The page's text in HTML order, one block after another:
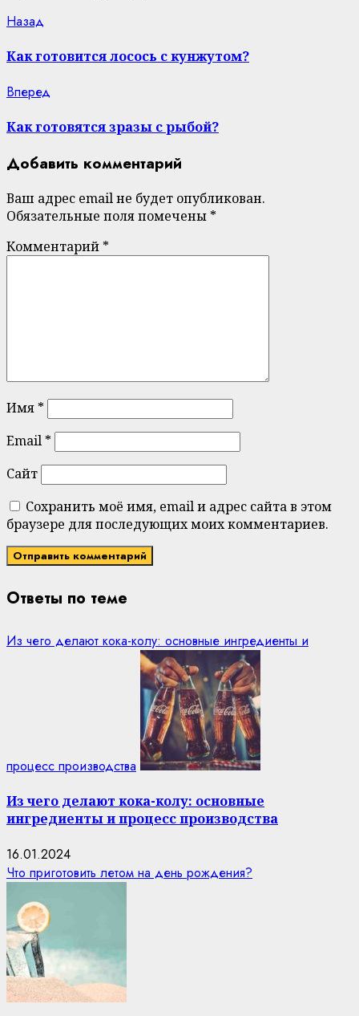
Continue
Reading
Назад
Как готовится лосось с кунжутом?
Вперед
Как готовятся зразы с рыбой?
Добавить комментарий
Ваш адрес email не будет опубликован.
Обязательные поля помечены *
Комментарий *
Имя *
Email *
Сайт
Сохранить моё имя, email и адрес сайта в этом
браузере для последующих моих комментариев.
Ответы по теме
Из чего делают кока-колу: основные ингредиенты и
процесс производства
Из чего делают кока-колу: основные
ингредиенты и процесс производства
16.01.2024
Что приготовить летом на день рождения?